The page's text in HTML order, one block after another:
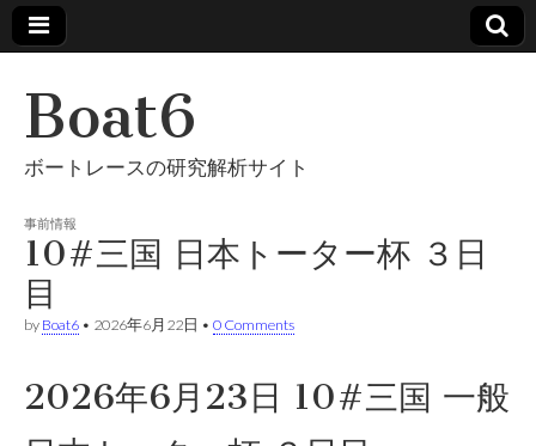
Boat6
ボートレースの研究解析サイト
事前情報
10#三国 日本トーター杯 ３日
目
by Boat6 • 2026年6月22日 • 0 Comments
2026年6月23日 10#三国 一般